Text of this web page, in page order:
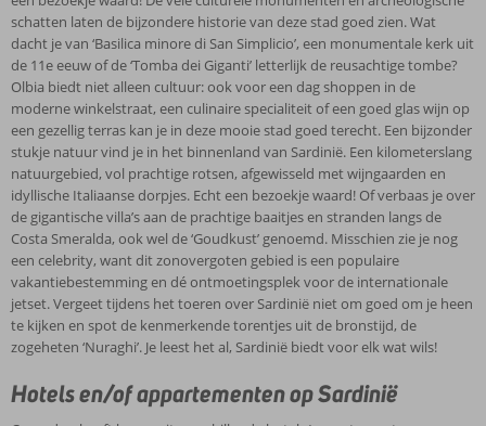
schatten laten de bijzondere historie van deze stad goed zien. Wat
dacht je van ‘Basilica minore di San Simplicio’, een monumentale kerk uit
de 11e eeuw of de ‘Tomba dei Giganti’ letterlijk de reusachtige tombe?
Olbia biedt niet alleen cultuur: ook voor een dag shoppen in de
moderne winkelstraat, een culinaire specialiteit of een goed glas wijn op
een gezellig terras kan je in deze mooie stad goed terecht. Een bijzonder
stukje natuur vind je in het binnenland van Sardinië. Een kilometerslang
natuurgebied, vol prachtige rotsen, afgewisseld met wijngaarden en
idyllische Italiaanse dorpjes. Echt een bezoekje waard! Of verbaas je over
de gigantische villa’s aan de prachtige baaitjes en stranden langs de
Costa Smeralda, ook wel de ‘Goudkust’ genoemd. Misschien zie je nog
een celebrity, want dit zonovergoten gebied is een populaire
vakantiebestemming en dé ontmoetingsplek voor de internationale
jetset. Vergeet tijdens het toeren over Sardinië niet om goed om je heen
te kijken en spot de kenmerkende torentjes uit de bronstijd, de
zogeheten ‘Nuraghi’. Je leest het al, Sardinië biedt voor elk wat wils!
Hotels en/of appartementen op Sardinië